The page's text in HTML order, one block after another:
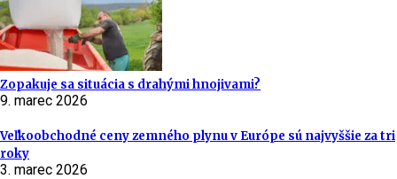
Zopakuje sa situácia s drahými hnojivami?
9. marec 2026
Veľkoobchodné ceny zemného plynu v Európe sú najvyššie za tri
roky
3. marec 2026